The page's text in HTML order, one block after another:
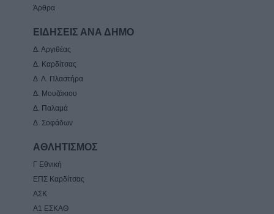
Άρθρα
ΕΙΔΗΣΕΙΣ ΑΝΑ ΔΗΜΟ
Δ. Αργιθέας
Δ. Καρδίτσας
Δ. Λ. Πλαστήρα
Δ. Μουζάκιου
Δ. Παλαμά
Δ. Σοφάδων
ΑΘΛΗΤΙΣΜΟΣ
Γ Εθνική
ΕΠΣ Καρδίτσας
ΑΣΚ
Α1 ΕΣΚΑΘ